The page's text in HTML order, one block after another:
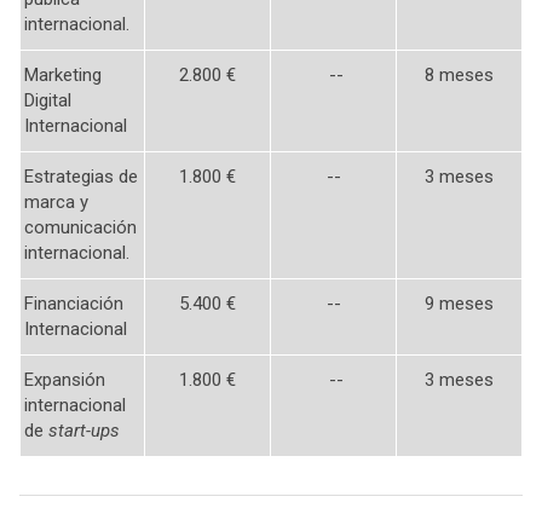
internacional.
Marketing
Digital
Internacional
2.800 € -- 8 meses
Estrategias de
marca y
comunicación
internacional.
1.800 € -- 3 meses
Financiación
Internacional
5.400 € -- 9 meses
Expansión
internacional
de start-ups
1.800 € -- 3 meses